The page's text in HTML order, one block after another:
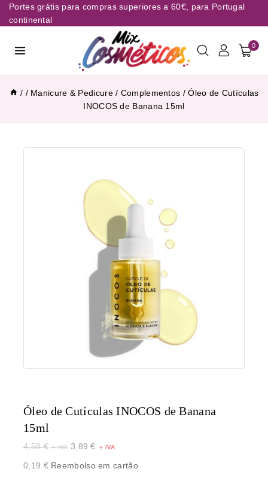
Portes grátis para compras superiores a 60€, para Portugal
continental
0
/ / Manicure & Pedicure / Complementos / Óleo de Cutículas
INOCOS de Banana 15ml
Óleo de Cutículas INOCOS de Banana
15ml
4,58€ 3,89€
0,19 €Reembolso em cartão